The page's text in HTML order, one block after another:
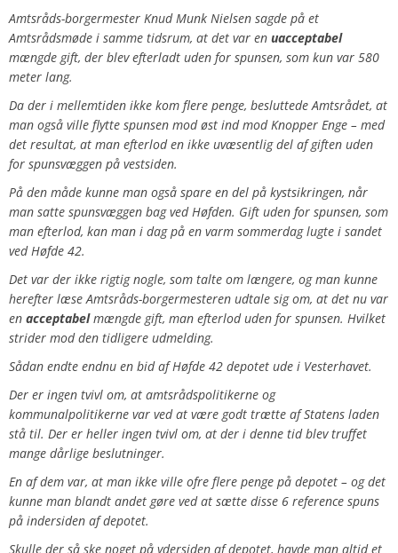
Amtsråds-borgermester Knud Munk Nielsen sagde på et
Amtsrådsmøde i samme tidsrum, at det var en uacceptabel
mængde gift, der blev efterladt uden for spunsen, som kun var 580
meter lang.
Da der i mellemtiden ikke kom flere penge, besluttede Amtsrådet, at
man også ville flytte spunsen mod øst ind mod Knopper Enge – med
det resultat, at man efterlod en ikke uvæsentlig del af giften uden
for spunsvæggen på vestsiden.
På den måde kunne man også spare en del på kystsikringen, når
man satte spunsvæggen bag ved Høfden. Gift uden for spunsen, som
man efterlod, kan man i dag på en varm sommerdag lugte i sandet
ved Høfde 42.
Det var der ikke rigtig nogle, som talte om længere, og man kunne
herefter læse Amtsråds-borgermesteren udtale sig om, at det nu var
en acceptabelmængde gift, man efterlod uden for spunsen. Hvilket
strider mod den tidligere udmelding.
Sådan endte endnu en bid af Høfde 42 depotet ude i Vesterhavet.
Der er ingen tvivl om, at amtsrådspolitikerne og
kommunalpolitikerne var ved at være godt trætte af Statens laden
stå til. Der er heller ingen tvivl om, at der i denne tid blev truffet
mange dårlige beslutninger.
En af dem var, at man ikke ville ofre flere penge på depotet – og det
kunne man blandt andet gøre ved at sætte disse 6 reference spuns
på indersiden af depotet.
Skulle der så ske noget på ydersiden af depotet, havde man altid et